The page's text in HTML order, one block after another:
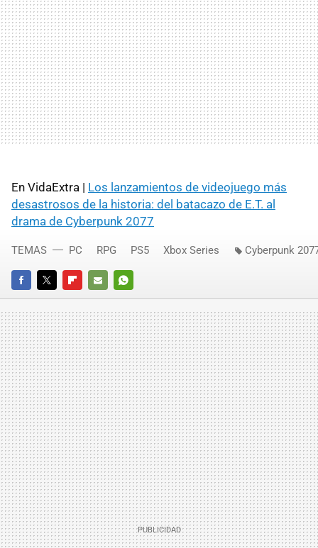
En VidaExtra | Los lanzamientos de videojuego más
desastrosos de la historia: del batacazo de E.T. al
drama de Cyberpunk 2077
FACEBOOKTWITTERFLIPBOARD
E-
MAIL
WHATSAPP
TEMAS PC RPG PS5 Xbox Series Cyberpunk